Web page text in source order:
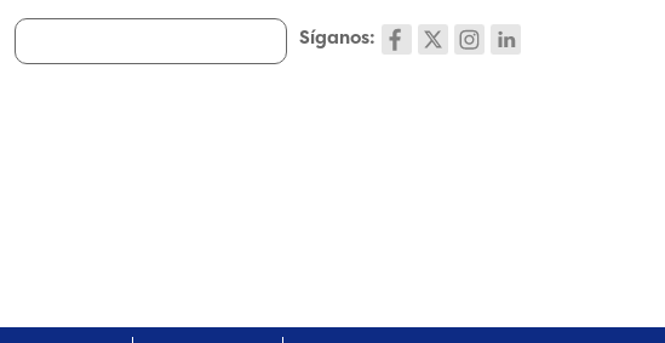
Síganos:
Search